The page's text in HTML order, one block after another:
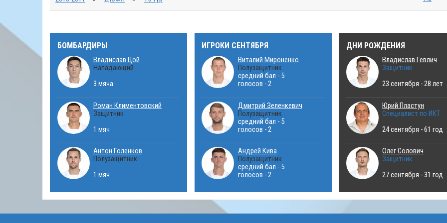
БОМБАРДИРЫ
Владислав Цой
Нападающий
3 мяча
Роман Климентовский
Защитник
1 мяч
Антон Голенков
Полузащитник
1 мяч
ИГРОКИ СЕНТЯБРЯ
Виталий Мироненко
Полузащитник
средний бал - 5
голосов - 2
Дмитрий Зеленкевич
Полузащитник
средний бал - 5
голосов - 2
Андрей Кива
Полузащитник
средний бал - 5
голосов - 2
ДНИ РОЖДЕНИЯ
Владислав Гевлич
Защитник
23 сентября - 28 лет
Юрий Пластун
Специалист по ИКТ
24 сентября - 61 год
Олег Солович
Защитник
27 сентября - 31 год